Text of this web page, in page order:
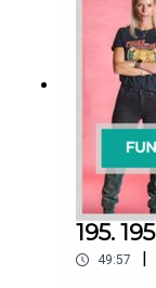
195.
49:57